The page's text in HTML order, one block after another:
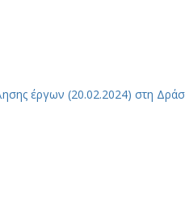
έργων (20.02.2024) στη